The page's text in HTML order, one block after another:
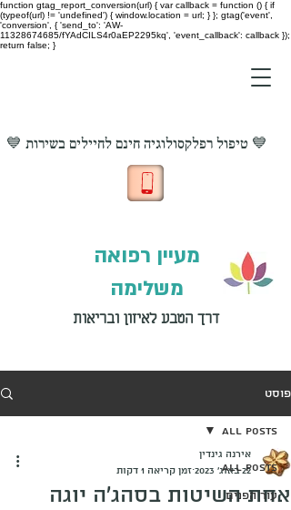
function gtag_report_conversion(url) { var callback = function () { if
(typeof(url) != 'undefined') { window.location = url; } }; gtag('event',
'conversion', { 'send_to': 'AW-
11328674685/fYAdCILS4r0aEP2295kq', 'event_callback': callback });
return false; }
💙 טיפול רפלקסולוגיה חינם לחיילים בשירות 💙
מעיין רפואה
משלימה
דרך הטבע לאיזון ובריאות
פוסט
All Posts
עור הפנים
All Posts
אחת השיטות בסהג'ה יוגה
אירנה גינדין
22 באוג׳ 2023
זמן קריאה 1 דקות